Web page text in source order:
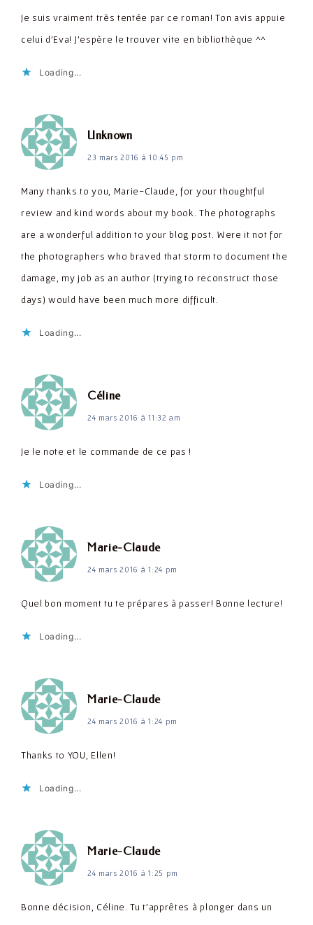
Je suis vraiment très tentée par ce roman! Ton avis appuie
celui d'Eva! J'espère le trouver vite en bibliothèque ^^
Loading...
Unknowndit :
23 mars 2016 à 10:45 pm
Many thanks to you, Marie-Claude, for your thoughtful
review and kind words about my book. The photographs
are a wonderful addition to your blog post. Were it not for
the photographers who braved that storm to document the
damage, my job as an author (trying to reconstruct those
days) would have been much more difficult.
Loading...
Célinedit :
24 mars 2016 à 11:32 am
Je le note et le commande de ce pas !
Loading...
Marie-Claudedit :
24 mars 2016 à 1:24 pm
Quel bon moment tu te prépares à passer! Bonne lecture!
Loading...
Marie-Claudedit :
24 mars 2016 à 1:24 pm
Thanks to YOU, Ellen!
Loading...
Marie-Claudedit :
24 mars 2016 à 1:25 pm
Bonne décision, Céline. Tu t'apprêtes à plonger dans un